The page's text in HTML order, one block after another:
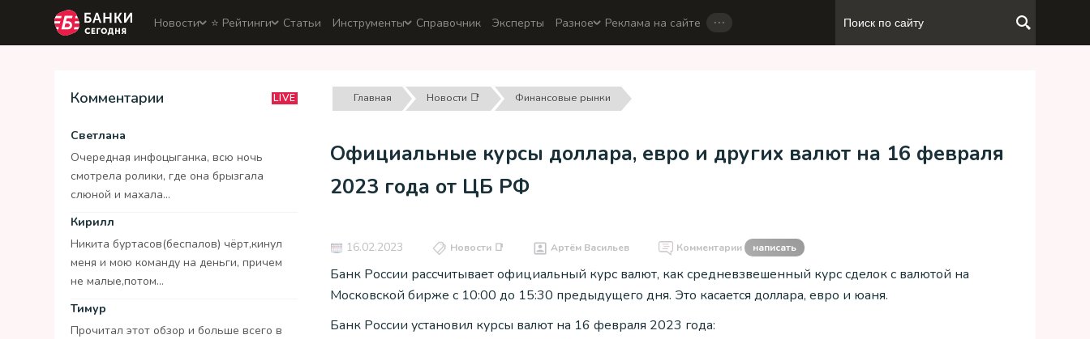
Новости ⭐️ Рейтинги Статьи Инструменты Справочник Эксперты Разное Реклама на сайте …
Комментарии LIVE
Светлана
Очередная инфоцыганка, всю ночь
смотрела ролики, где она брызгала
слюной и махала...
Кирилл
Никита буртасов(беспалов) чёрт,кинул
меня и мою команду на деньги, причем
не малые,потом...
Тимур
Прочитал этот обзор и больше всего в
Главная Новости 📑 Финансовые рынки
Официальные курсы доллара, евро и других валют на 16 февраля
2023 года от ЦБ РФ
16.02.2023 Новости 📑 Артём Васильев Комментарии написать
Банк России рассчитывает официальный курс валют, как средневзвешенный курс сделок с валютой на
Московской бирже с 10:00 до 15:30 предыдущего дня. Это касается доллара, евро и юаня.
Банк России установил курсы валют на 16 февраля 2023 года: